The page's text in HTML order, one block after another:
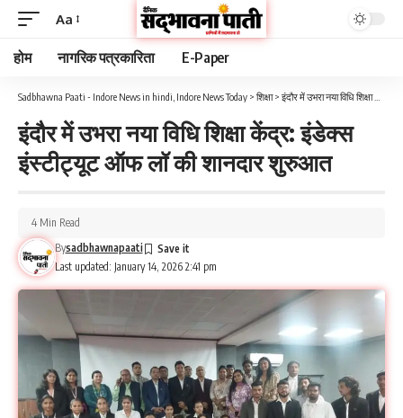
Aa
होम नागरिक पत्रकारिता E-Paper
Sadbhawna Paati - Indore News in hindi, Indore News Today > शिक्षा> इंदौर में उभरा नया विधि शिक्षा केंद्र: इंडेक्स इंस्टीट्यूट ऑफ लॉ की शानदार शुरुआत
इंदौर में उभरा नया विधि शिक्षा केंद्र: इंडेक्स
इंस्टीट्यूट ऑफ लॉ की शानदार शुरुआत
Last updated: January 14, 2026 2:41 pm
Bysadbhawnapaati
4 Min Read